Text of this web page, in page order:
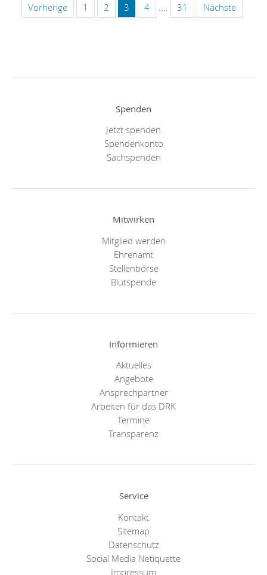
Vorherige 1 2 3 4 31 Nächste
Spenden
Jetzt spenden
Spendenkonto
Sachspenden
Mitwirken
Mitglied werden
Ehrenamt
Stellenbörse
Blutspende
Informieren
Aktuelles
Angebote
Ansprechpartner
Arbeiten für das DRK
Termine
Transparenz
Service
Kontakt
Sitemap
Datenschutz
Social Media Netiquette
Impressum